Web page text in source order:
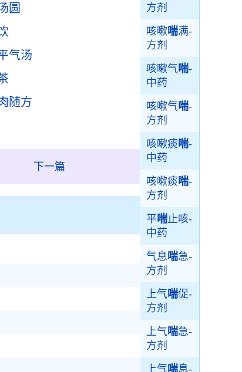
方剂
咳嗽喘满-
方剂
咳嗽气喘-
中药
咳嗽气喘-
方剂
咳嗽痰喘-
中药
咳嗽痰喘-
方剂
平喘止咳-
中药
气息喘急-
方剂
上气喘促-
方剂
上气喘急-
方剂
上气喘息-
圆
气汤
随方
下一篇